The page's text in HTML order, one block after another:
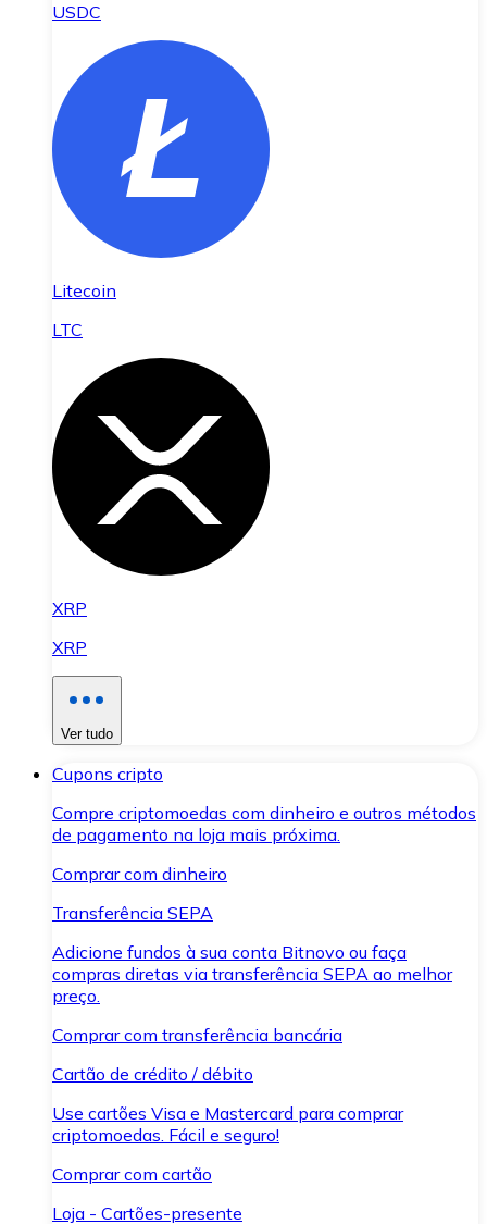
USDC
Litecoin
LTC
XRP
XRP
Ver tudo
Cupons cripto
Compre criptomoedas com dinheiro e outros métodos
de pagamento na loja mais próxima.
Comprar com dinheiro
Transferência SEPA
Adicione fundos à sua conta Bitnovo ou faça
compras diretas via transferência SEPA ao melhor
preço.
Comprar com transferência bancária
Cartão de crédito / débito
Use cartões Visa e Mastercard para comprar
criptomoedas. Fácil e seguro!
Comprar com cartão
Loja - Cartões-presente